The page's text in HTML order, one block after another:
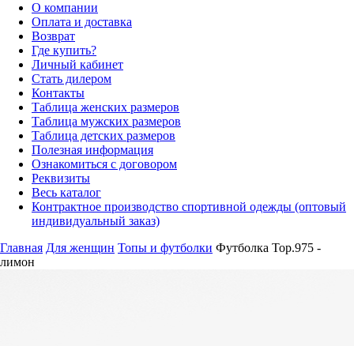
О компании
Оплата и доставка
Возврат
Где купить?
Личный кабинет
Стать дилером
Контакты
Таблица женских размеров
Таблица мужских размеров
Таблица детских размеров
Полезная информация
Ознакомиться с договором
Реквизиты
Весь каталог
Контрактное производство спортивной одежды (оптовый
индивидуальный заказ)
Главная Для женщин Топы и футболки Футболка Top.975 -
лимон